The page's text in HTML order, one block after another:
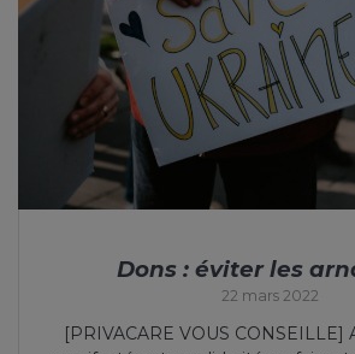
Dons : éviter les
22 mars 2022
[PRIVACARE VOUS CONSEILLE]